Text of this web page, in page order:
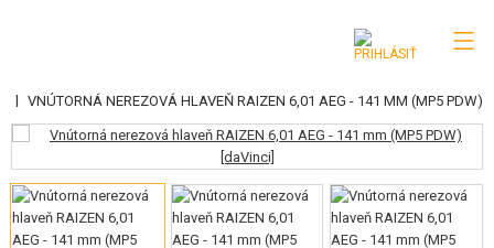
KATEGÓRIE
VZDUCHOVÉ ZBRANE, PRAKY
| VNÚTORNÁ NEREZOVÁ HLAVEŇ RAIZEN 6,01 AEG - 141 MM (MP5 PDW)